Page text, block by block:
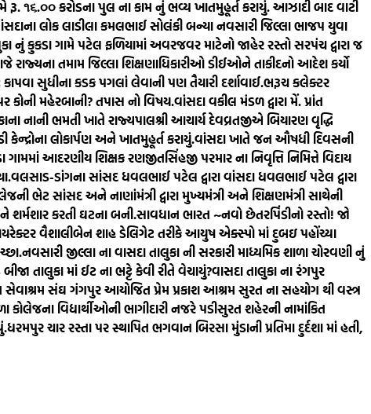
રૂ. ૧૬.૦૦ કરોડના પુલ ના કામ નું ભવ્ય ખાતમુહૂર્ત કરાયું. આઝાદી બાદ વાટી
લોક લાડીલા કમલભાઈ સોલંકી બન્યા નવસારી જિલ્લા ભાજપ યુવા
નું કુકડા ગામે પટેલ ફળિયામાં અવરજવર માટેનો જાહેર રસ્તો સરપંચ દ્વારા જ
રાજ્યના તમામ જિલ્લા શિક્ષણાધિકારીઓ ડીઈઓને તાકીદનો આદેશ કર્યો
સુધીના કડક પગલાં લેવાની પણ તૈયારી દર્શાવાઈ.ભરૂચ કલેક્ટર
કોની મહેરબાની? તપાસ નો વિષય.વાંસદા વકીલ મંડળ દ્વારા મેં. પ્રાંત
નાની ભમતી ખાતે રાજ્યપાલશ્રી આચાર્ય દેવવ્રતજીએ બિયારણ વૃદ્ધિ
કેન્દ્રોના લોકાર્પણ અને ખાતમુહૂર્ત કરાયું.વાંસદા ખાતે જન ઔષધી દિવસની
ગામમાં આદરણીય શિક્ષક રણજીતસિંહજી પરમાર ના નિવૃત્તિ નિમિત્તે વિદાય
વલસાડ-ડાંગના સાંસદ ધવલભાઈ પટેલ દ્વારા વાંસદા ધવલભાઈ પટેલ દ્વારા
ભેટ સાંસદ અને નાણાંમંત્રી દ્વારા મુખ્યમંત્રી અને શિક્ષણમંત્રી સાથેની
શર્મશાર કરતી ઘટના બની.સાવધાન ભારત ~નવો છેતરપિંડીનો રસ્તો! જો
વૈશાલીબેન શાહ ડેલિગેટ તરીકે આયુષ એક્સ્પો માં દુબઇ પહોંચ્યા
નવસારી જીલ્લા ના વાસદા તાલુકા ની સરકારી માધ્યમિક શાળા ચોરવણી નું
તાલુકા માં ઈટ ના ભટ્ટે કેવી રીતે વેચાયું?વાસદા તાલુકા ના રંગપુર
સેવાશ્રમ સંઘ ગંગપુર આયોજિત પ્રેમ પ્રકાશ આશ્રમ સુરત ના સહયોગ થી વસ્ત્ર
વિદ્યાર્થીઓની ભાગીદારી નજરે પડીસુરત શહેરની નામાંકિત
ધરમપુર ચાર રસ્તા પર સ્થાપિત ભગવાન બિરસા મુંડાની પ્રતિમા દુર્દશા માં હતી,